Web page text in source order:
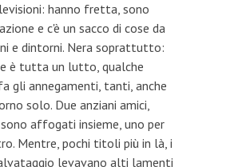
hanno fretta, sono
e c'è un sacco di cose da
e dintorni. Nera soprattutto:
è tutta un lutto, qualche
gli annegamenti, tanti, anche
solo. Due anziani amici,
affogati insieme, uno per
Mentre, pochi titoli più in là, i
levavano alti lamenti